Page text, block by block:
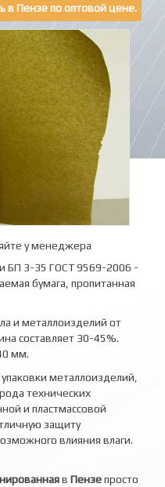
в Пензе по оптовой цене.
у менеджера
БП 3-35 ГОСТ 9569-2006 -
бумага, пропитанная
и металлоизделий от
составляет 30-45%.
мм.
металлоизделий,
технических
и пластмассовой
защиту
влияния влаги.
в Пензепросто